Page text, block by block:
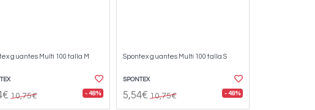
guantes Multi 100 talla M
10,75€ - 48%
Spontex guantes Multi 100 talla S
SPONTEX
5,54€ 10,75€ - 48%